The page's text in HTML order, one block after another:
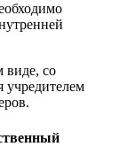
виде, со
учредителем